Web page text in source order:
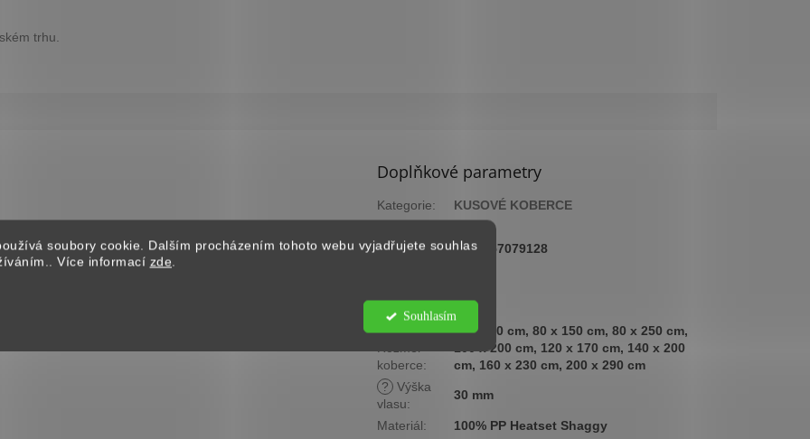
soubory cookie. Dalším procházením tohoto webu vyjadřujete souhlas
Více informací zde.
Souhlasím
trhu.
Doplňkové parametry
Kategorie:
KUSOVÉ KOBERCE
2 roky
EAN:
8694257079128
skupina
:
Nízká
?
koberce:
60 x 110 cm, 80 x 150 cm, 80 x 250 cm,
100 x 200 cm, 120 x 170 cm, 140 x 200
cm, 160 x 230 cm, 200 x 290 cm
?
Výška
vlasu:
30 mm
Materiál:
100% PP Heatset Shaggy